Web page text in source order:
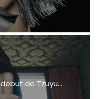
de Tzuyu...